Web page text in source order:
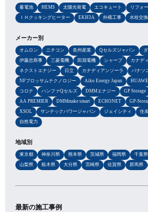
蓄電池 HEMS 太陽光発電 エコキュート リフォ
ＩＨクッキングヒーター
EKH3A 外構工事 水栓交換
メーカー別
オムロン ニチコン 長州産業 Qセルズジャパン
伊藤忠商事
三菱電機 田淵電機 シャープ
カナデ
ネクストエナジー
日立 カナディアンソーラ
パナソ
NFブロッサムテクノロジー
Aiko Energy Japan
コロナ
ハンファQセルズ DMMエナジー GP Storage
AA PREMIER
DMMmake smart ECHONET GP-
XSOL
サンテックパワージャパン ジェイシティ 住
自然電力
地域別
東京都 神奈川県 熊本県 茨城県 福岡県 千葉県
山梨県
栃木県 大分県 宮崎県 佐賀県 群馬県
最新の施工事例